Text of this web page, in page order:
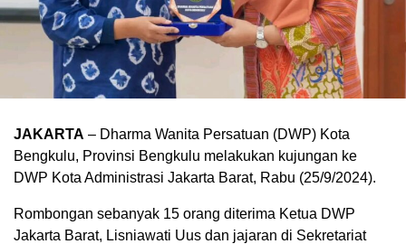
JAKARTA – Dharma Wanita Persatuan (DWP) Kota
Bengkulu, Provinsi Bengkulu melakukan kujungan ke
DWP Kota Administrasi Jakarta Barat, Rabu (25/9/2024).
Rombongan sebanyak 15 orang diterima Ketua DWP
Jakarta Barat, Lisniawati Uus dan jajaran di Sekretariat